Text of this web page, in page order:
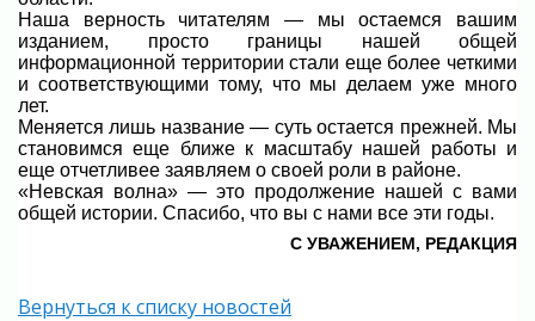
Наша верность читателям — мы остаемся вашим
изданием, просто границы нашей общей
информационной территории стали еще более четкими
и соответствующими тому, что мы делаем уже много
лет.
Меняется лишь название — суть остается прежней. Мы
становимся еще ближе к масштабу нашей работы и
еще отчетливее заявляем о своей роли в районе.
«Невская волна» — это продолжение нашей с вами
общей истории. Спасибо, что вы с нами все эти годы.
С УВАЖЕНИЕМ, РЕДАКЦИЯ
Вернуться к списку новостей